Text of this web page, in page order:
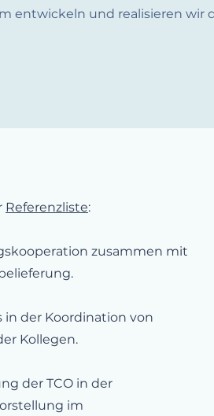
entwickeln und realisieren wir
Referenzliste:
zusammen mit
der Koordination von
Kollegen.
der TCO in der
im